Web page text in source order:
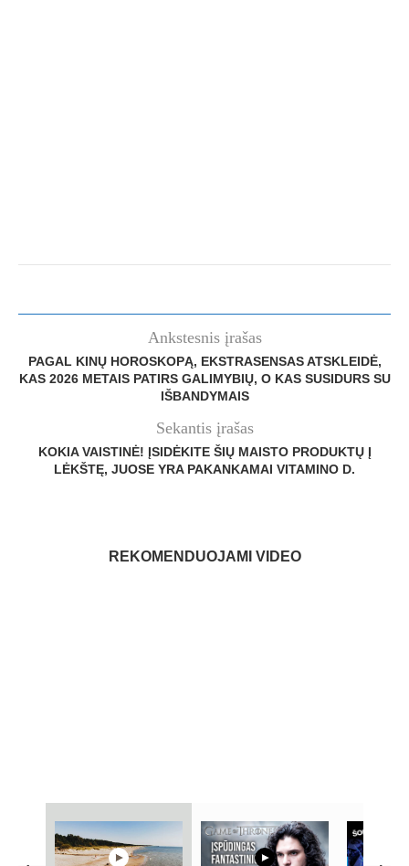
Ankstesnis įrašas
PAGAL KINŲ HOROSKOPĄ, EKSTRASENSAS ATSKLEIDĖ,
KAS 2026 METAIS PATIRS GALIMYBIŲ, O KAS SUSIDURS SU
IŠBANDYMAIS
Sekantis įrašas
KOKIA VAISTINĖ! ĮSIDĖKITE ŠIŲ MAISTO PRODUKTŲ Į
LĖKŠTĘ, JUOSE YRA PAKANKAMAI VITAMINO D.
REKOMENDUOJAMI VIDEO